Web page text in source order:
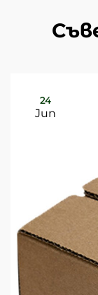
24
Jun